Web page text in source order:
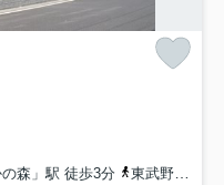
森」駅 徒歩3分
東武野田線「流山おおたかの森」駅 徒歩3分